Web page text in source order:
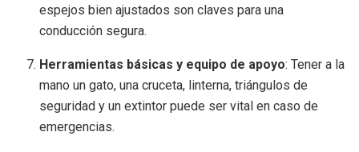
espejos bien ajustados son claves para una
conducción segura.
Herramientas básicas y equipo de apoyo: Tener a la
mano un gato, una cruceta, linterna, triángulos de
seguridad y un extintor puede ser vital en caso de
emergencias.